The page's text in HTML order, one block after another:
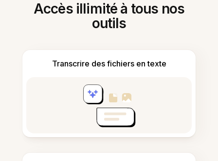
Accès illimité à tous nos
outils
Transcrire des fichiers en texte